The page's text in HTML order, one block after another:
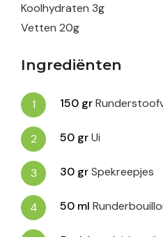
Koolhydraten 3g
Vetten 20g
Ingrediënten
150 gr
50 grUi
30 grSpekreepjes
50 ml